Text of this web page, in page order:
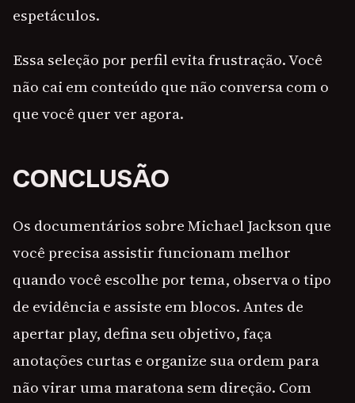
espetáculos.
Essa seleção por perfil evita frustração. Você
não cai em conteúdo que não conversa com o
que você quer ver agora.
CONCLUSÃO
Os documentários sobre Michael Jackson que
você precisa assistir funcionam melhor
quando você escolhe por tema, observa o tipo
de evidência e assiste em blocos. Antes de
apertar play, defina seu objetivo, faça
anotações curtas e organize sua ordem para
não virar uma maratona sem direção. Com